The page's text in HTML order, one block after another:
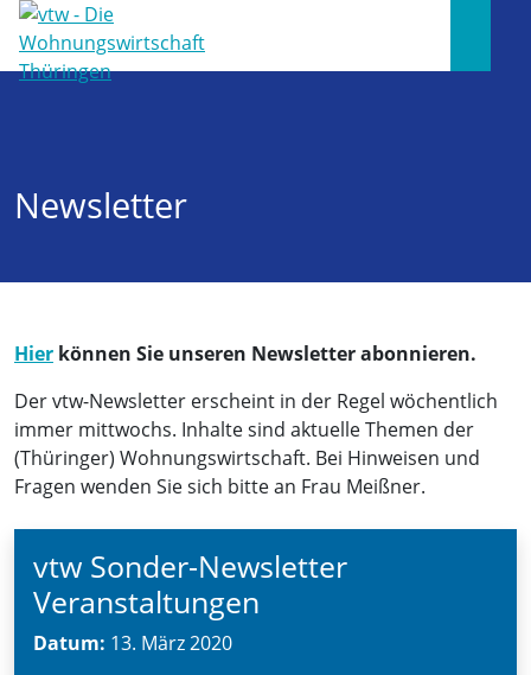
Newsletter
Hier können Sie unseren Newsletter abonnieren.
Der vtw-Newsletter erscheint in der Regel wöchentlich
immer mittwochs. Inhalte sind aktuelle Themen der
(Thüringer) Wohnungswirtschaft. Bei Hinweisen und
Fragen wenden Sie sich bitte an Frau Meißner.
vtw Sonder-Newsletter
Veranstaltungen
Datum: 13. März 2020